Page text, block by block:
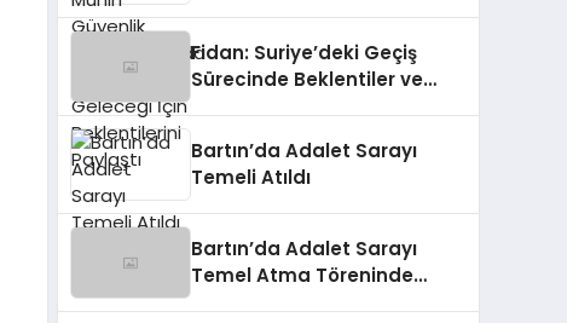
Fidan: Suriye’deki Geçiş
Sürecinde Beklentiler ve
Bartın’da Adalet Sarayı
Temeli Atıldı
Bartın’da Adalet Sarayı
Temel Atma Töreninde